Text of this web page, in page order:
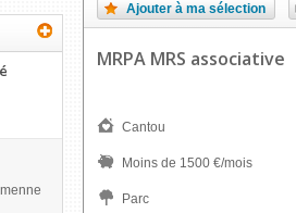
Ajouter à ma sélection
MRPA MRS associative
Cantou
Moins de 1500 €/mois
Parc